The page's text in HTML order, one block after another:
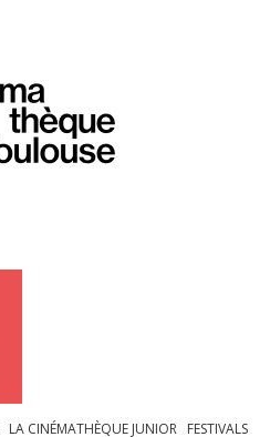
LA CINÉMATHÈQUE JUNIOR FESTIVALS